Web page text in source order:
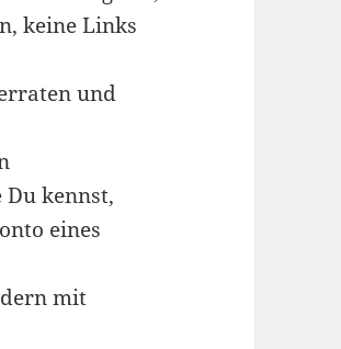
keine Links
und
kennst,
eines
mit